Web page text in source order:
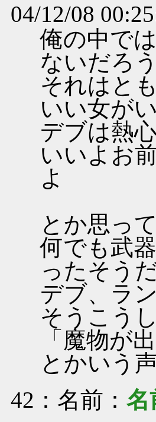
04/12/08
俺の中で
ないだろう
それはと
いい女が
デブは熱
いいよお
よ
とか思っ
何でも武
ったそう
デブ、ラ
そうこう
「魔物が
とかいう
42 ：名前： 名